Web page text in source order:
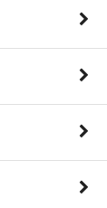
オレット
した！
いっ!」
始致しまし
の王道 力の